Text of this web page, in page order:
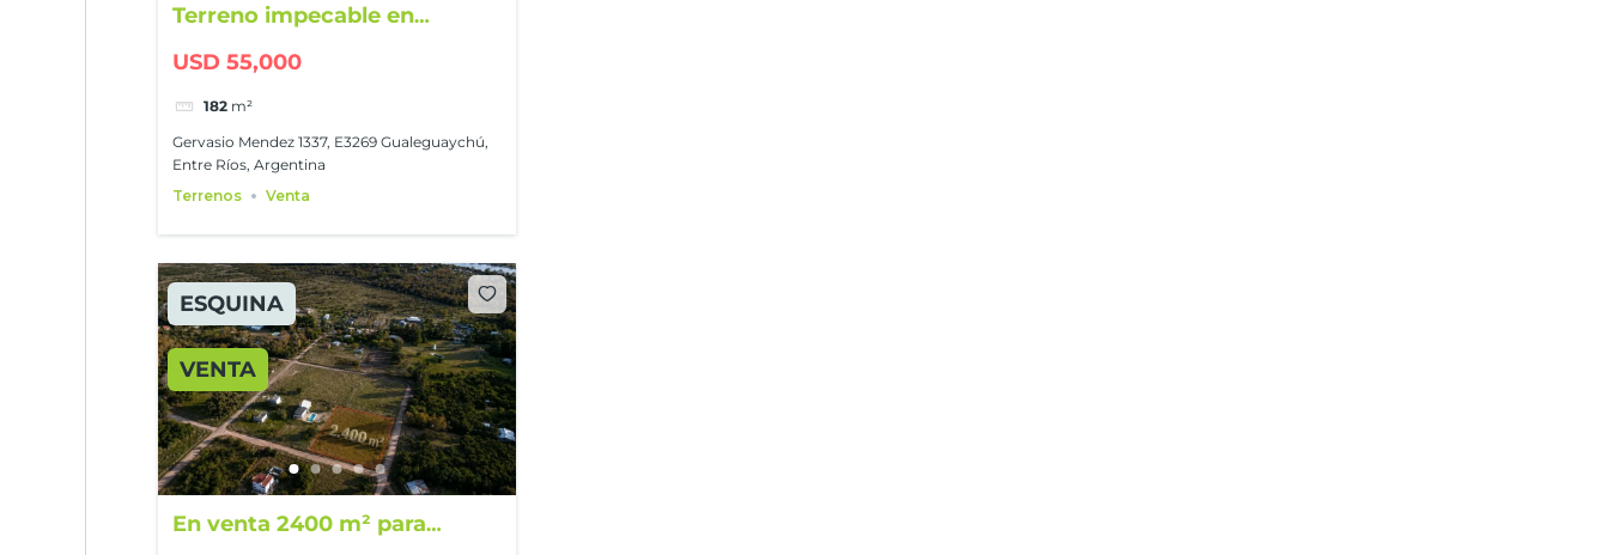
Terreno impecable en
USD 55,000
182 m²
Gervasio Mendez 1337, E3269 Gualeguaychú,
Entre Ríos, Argentina
Terrenos
Venta
ESQUINA
VENTA
En venta 2400 m² para